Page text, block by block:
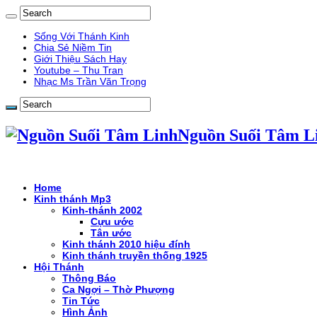
Sống Với Thánh Kinh
Chia Sẻ Niềm Tin
Giới Thiệu Sách Hay
Youtube – Thu Tran
Nhạc Ms Trần Văn Trọng
Nguồn Suối Tâm
Home
Kinh thánh Mp3
Kinh-thánh 2002
Cựu ước
Tân ước
Kinh thánh 2010 hiệu đính
Kinh thánh truyền thống 1925
Hội Thánh
Thông Báo
Ca Ngợi – Thờ Phượng
Tin Tức
Hình Ảnh